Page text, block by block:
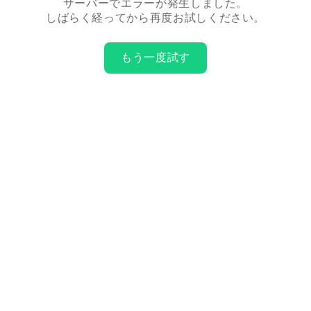
サーバーでエラーが発生しました。
しばらく経ってから再度お試しください。
もう一度試す